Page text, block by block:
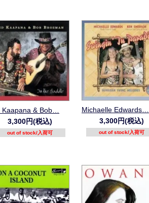
Kaapana & Bob…
3,300円(税込)
out of stock/入荷可
Michaelle Edwards…
3,300円(税込)
out of stock/入荷可